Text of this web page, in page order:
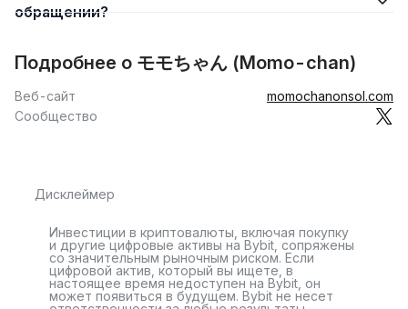
обращении?
Подробнее о モモちゃん (Momo-chan)
Веб-сайт
momochanonsol.com
Сообщество
Дисклеймер
Инвестиции в криптовалюты, включая покупку
и другие цифровые активы на Bybit, сопряжены
со значительным рыночным риском. Если
цифровой актив, который вы ищете, в
настоящее время недоступен на Bybit, он
может появиться в будущем. Bybit не несет